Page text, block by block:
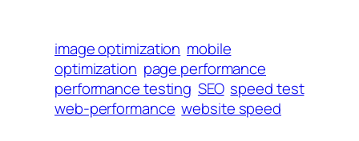
image optimization mobile
optimization page performance
performance testing SEO speed test
web-performance website speed